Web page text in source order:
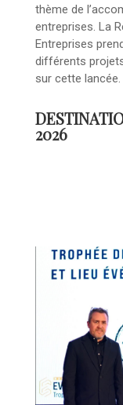
thème de
entreprises. La
Entreprises
différents
sur cette lancée.
2026